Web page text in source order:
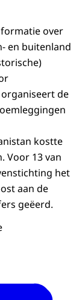
over
en buitenland
de
kostte
Voor 13 van
het
aan de
geëerd.